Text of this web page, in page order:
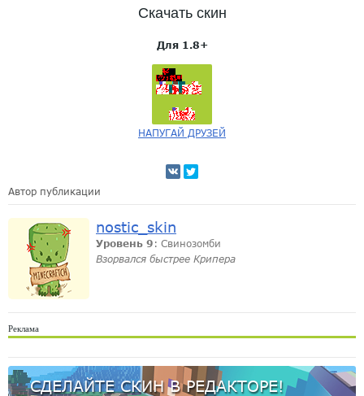
Скачать скин
Для 1.8+
НАПУГАЙ ДРУЗЕЙ
Автор публикации
nostic_skin
Уровень 9 : Свинозомби
Взорвался быстрее Крипера
Реклама
СДЕЛАЙТЕ СКИН В РЕДАКТОРЕ!